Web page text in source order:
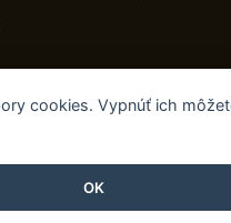
na dvere, madlá,
kúpeľne a
cookies. Vypnúť ich
OK